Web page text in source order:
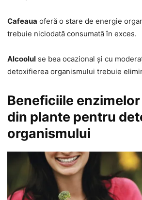
Cafeaua oferă o stare de energie
trebuie niciodată consumată în exces.
Alcoolul se bea ocazional și cu
detoxifierea organismului trebuie
Beneficiile
din plante pentru
organismului